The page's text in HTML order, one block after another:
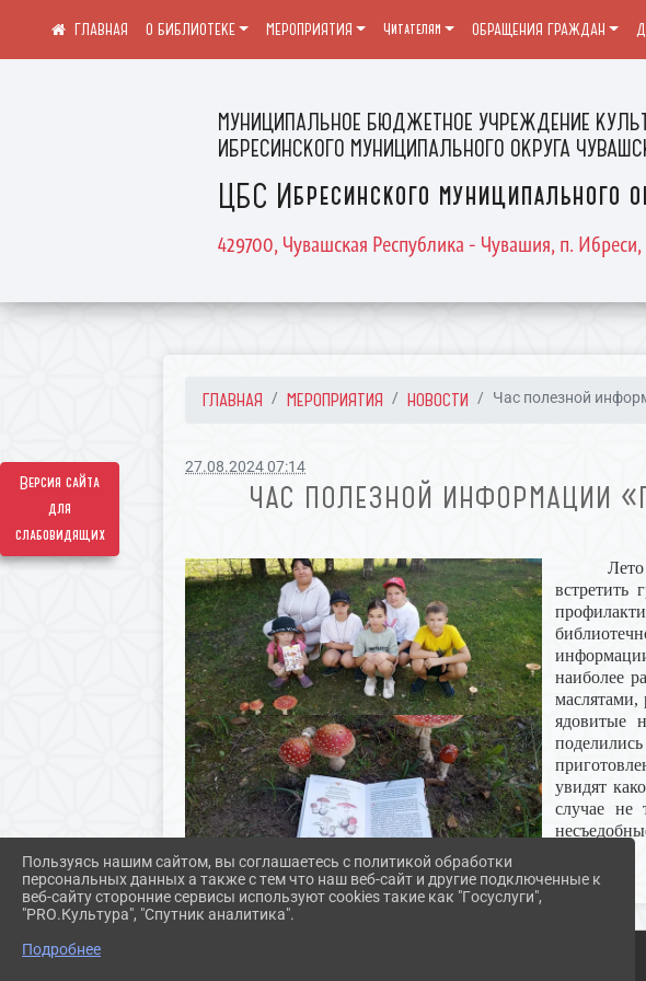
Версия сайта
для
слабовидящих
МУНИЦИПАЛЬНОЕ БЮДЖЕТНОЕ УЧРЕЖДЕНИЕ
ИБРЕСИНСКОГО МУНИЦИПАЛЬНОГО ОКРУГА
ЦБС Ибресинского муниципального
429700, Чувашская Республика - Чувашия, п.
О БИБЛИОТЕКЕ МЕРОПРИЯТИЯ Читателям ОБРАЩЕНИЯ ГРАЖДАН
ГЛАВНАЯ МЕРОПРИЯТИЯ НОВОСТИ Час полезной
27.08.2024 07:14
ЧАС ПОЛЕЗНОЙ ИНФОРМАЦИИ
встретить
наиболее
ядовитые
увидят
случае не
Пользуясь нашим сайтом, вы соглашаетесь с политикой обработки
персональных данных а также с тем что наш веб-сайт и другие подключенные к
веб-сайту сторонние сервисы используют cookies такие как "Госуслуги",
"PRO.Культура", "Спутник аналитика".
Подробнее